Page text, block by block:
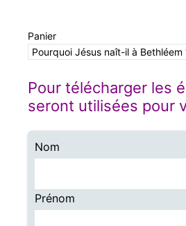
Panier
Pourquoi Jésus naît-il à Bethléem
Pour télécharger les
seront utilisées pour
Nom
Prénom